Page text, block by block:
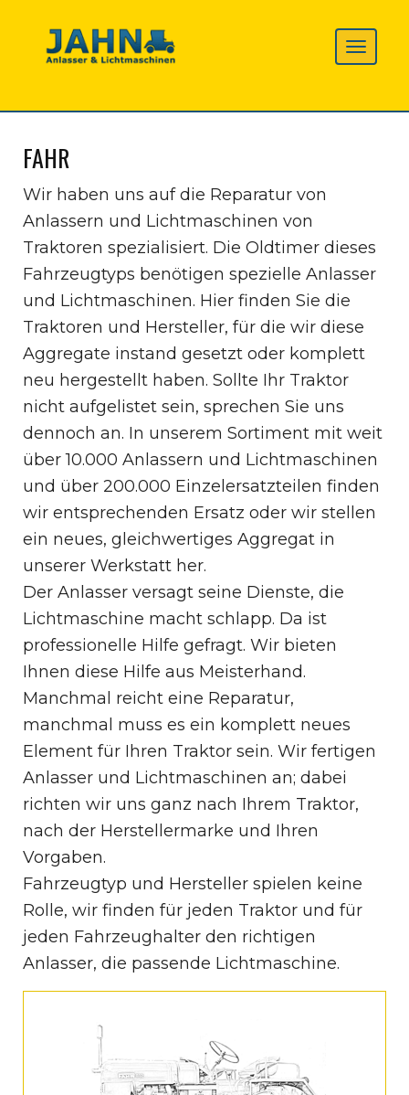
FAHR
Wir haben uns auf die Reparatur von
Anlassern und Lichtmaschinen von
Traktoren spezialisiert. Die Oldtimer dieses
Fahrzeugtyps benötigen spezielle Anlasser
und Lichtmaschinen. Hier finden Sie die
Traktoren und Hersteller, für die wir diese
Aggregate instand gesetzt oder komplett
neu hergestellt haben. Sollte Ihr Traktor
nicht aufgelistet sein, sprechen Sie uns
dennoch an. In unserem Sortiment mit weit
über 10.000 Anlassern und Lichtmaschinen
und über 200.000 Einzelersatzteilen finden
wir entsprechenden Ersatz oder wir stellen
ein neues, gleichwertiges Aggregat in
unserer Werkstatt her.
Der Anlasser versagt seine Dienste, die
Lichtmaschine macht schlapp. Da ist
professionelle Hilfe gefragt. Wir bieten
Ihnen diese Hilfe aus Meisterhand.
Manchmal reicht eine Reparatur,
manchmal muss es ein komplett neues
Element für Ihren Traktor sein. Wir fertigen
Anlasser und Lichtmaschinen an; dabei
richten wir uns ganz nach Ihrem Traktor,
nach der Herstellermarke und Ihren
Vorgaben.
Fahrzeugtyp und Hersteller spielen keine
Rolle, wir finden für jeden Traktor und für
jeden Fahrzeughalter den richtigen
Anlasser, die passende Lichtmaschine.